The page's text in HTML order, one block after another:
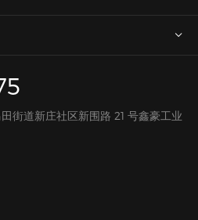
街道新庄社区新围路 21 号鑫豪工业